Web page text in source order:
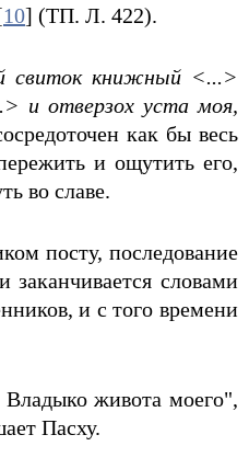
10] (ТП. Л. 422).
свиток книжный <...>
и отверзох уста моя,
как бы весь
и ощутить его,
во славе.
посту, последование
словами
и с того времени
живота моего",
Пасху.